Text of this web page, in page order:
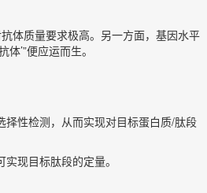
体质量要求极高。另一方面，基因水平
’”便应运而生。
性检测，从而实现对目标蛋白质/肽段
现目标肽段的定量。